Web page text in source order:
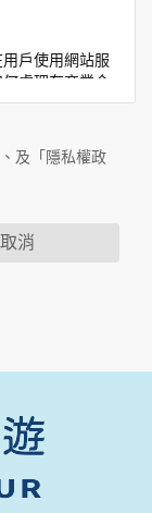
戶使用網站服
處理在商業合
私權保護政策
連結，這些置
主動提供的個
私權保護政
個人資料的行
用時間等。
括您使用連線
覽及點選資料記
錄為內部應
及「隱私權政
取消